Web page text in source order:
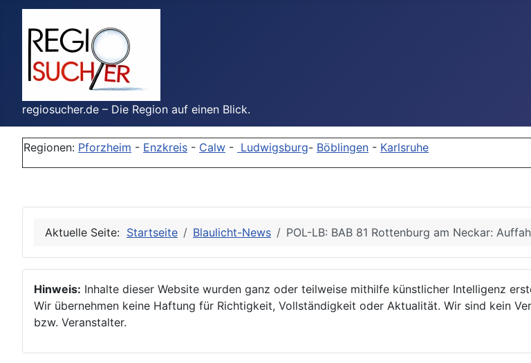
regiosucher.de – Die Region auf einen Blick.
Regionen: Pforzheim - Enzkreis - Calw - Ludwigsburg- Böblingen - Karlsruhe
Aktuelle Seite: Startseite Blaulicht-News POL-LB: BAB 81 Rottenburg am Neckar:
Hinweis: Inhalte dieser Website wurden ganz oder teilweise mithilfe künstlicher Intelligenz
Wir übernehmen keine Haftung für Richtigkeit, Vollständigkeit oder Aktualität. Wir sind kein
bzw. Veranstalter.